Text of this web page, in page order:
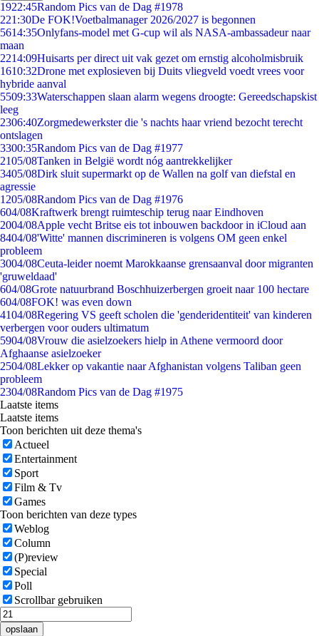
1922:45Random Pics van de Dag #1978
221:30De FOK!Voetbalmanager 2026/2027 is begonnen
5614:35Onlyfans-model met G-cup wil als NASA-ambassadeur naar
maan
2214:09Huisarts per direct uit vak gezet om ernstig alcoholmisbruik
1610:32Drone met explosieven bij Duits vliegveld voedt vrees voor
hybride aanval
5509:33Waterschappen slaan alarm wegens droogte: Gereedschapskist
leeg
2306:40Zorgmedewerkster die 's nachts haar vriend bezocht terecht
ontslagen
3300:35Random Pics van de Dag #1977
2105/08Tanken in België wordt nóg aantrekkelijker
3405/08Dirk sluit supermarkt op de Wallen na golf van diefstal en
agressie
1205/08Random Pics van de Dag #1976
604/08Kraftwerk brengt ruimteschip terug naar Eindhoven
2004/08Apple vecht Britse eis tot inbouwen backdoor in iCloud aan
8404/08'Witte' mannen discrimineren is volgens OM geen enkel
probleem
3004/08Ceuta-leider noemt Marokkaanse grensaanval door migranten
'gruweldaad'
604/08Grote natuurbrand Boschhuizerbergen groeit naar 100 hectare
604/08FOK! was even down
4104/08Regering VS geeft scholen die 'genderidentiteit' van kinderen
verbergen voor ouders ultimatum
5904/08Vrouw die asielzoekers hielp in Athene vermoord door
Afghaanse asielzoeker
2504/08Lekker op vakantie naar Afghanistan volgens Taliban geen
probleem
2304/08Random Pics van de Dag #1975
Laatste items
Laatste items
Toon berichten uit deze thema's
Actueel
Entertainment
Sport
Film & Tv
Games
Toon berichten van deze types
Weblog
Column
(P)review
Special
Poll
Scrollbar gebruiken
opslaan